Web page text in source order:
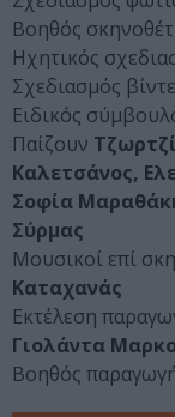
Βοηθός
Hχητικός
Σχεδιασμός
Ειδικός
Παίζουν
Καλετσάνος,
Σοφία
Σύρμας
Μουσικοί επί
Καταχανάς
Εκτέλεση
Γιολάντα
Βοηθός